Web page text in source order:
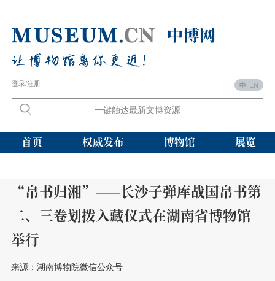
登录/注册 中 EN
首页 权威发布 博物馆 展览
“帛书归湘”——长沙子弹库战国帛书第
二、三卷划拨入藏仪式在湖南省博物馆
举行
来源：湖南博物院微信公众号